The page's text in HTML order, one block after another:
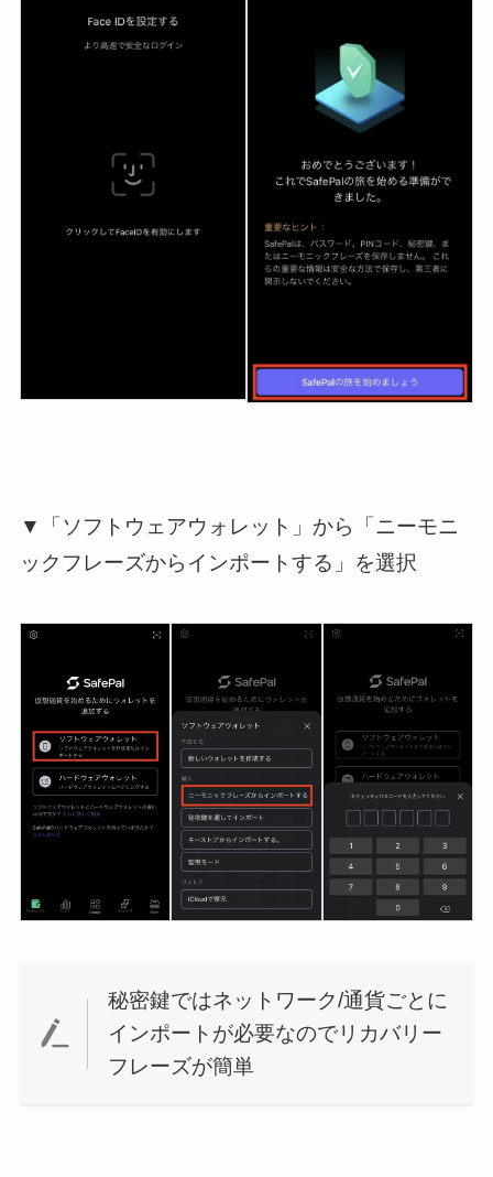
▼「ソフトウェアウォレット」から「ニーモニ
ックフレーズからインポートする」を選択
秘密鍵ではネットワーク/通貨ごとに
インポートが必要なのでリカバリー
フレーズが簡単